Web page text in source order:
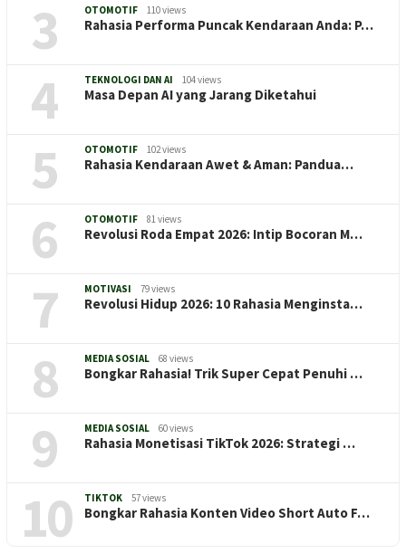
3 OTOMOTIF 110 views
Rahasia Performa Puncak Kendaraan Anda: P…
4 TEKNOLOGI DAN AI 104 views
Masa Depan AI yang Jarang Diketahui
5 OTOMOTIF 102 views
Rahasia Kendaraan Awet & Aman: Pandua…
6 OTOMOTIF 81 views
Revolusi Roda Empat 2026: Intip Bocoran M…
7 MOTIVASI 79 views
Revolusi Hidup 2026: 10 Rahasia Menginsta…
8 MEDIA SOSIAL 68 views
Bongkar Rahasia! Trik Super Cepat Penuhi …
9 MEDIA SOSIAL 60 views
Rahasia Monetisasi TikTok 2026: Strategi …
10 TIKTOK 57 views
Bongkar Rahasia Konten Video Short Auto F…